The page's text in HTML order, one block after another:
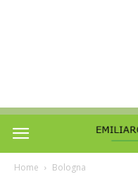
Home Bologna